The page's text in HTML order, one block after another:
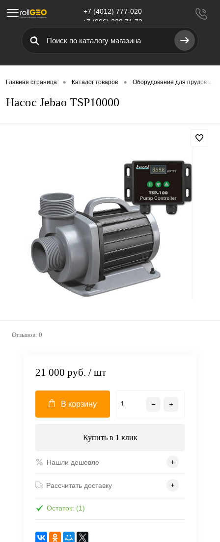
Меню
+7 (4012) 777-020
+7 (906) 238 71 72
Главная страница • Каталог товаров • Оборудование для прудов и
Насос Jebao TSP10000
Отзывов: 0
21 000 руб. / шт
В корзину
Купить в 1 клик
Нашли дешевле
Рассчитать доставку
Остаток: (1)